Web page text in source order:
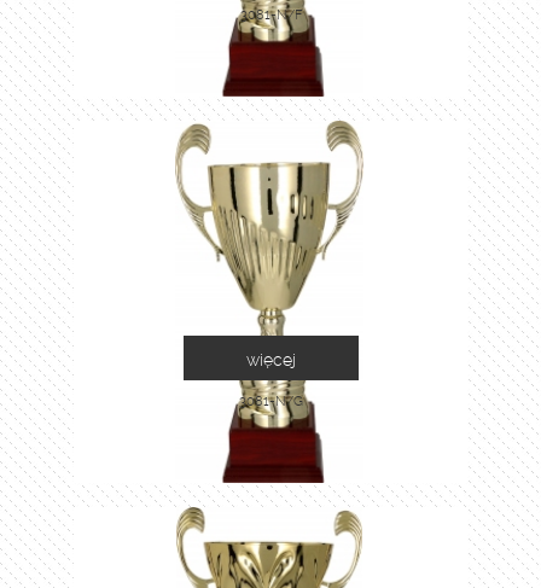
3081-N/F
3081-N/G
więcej